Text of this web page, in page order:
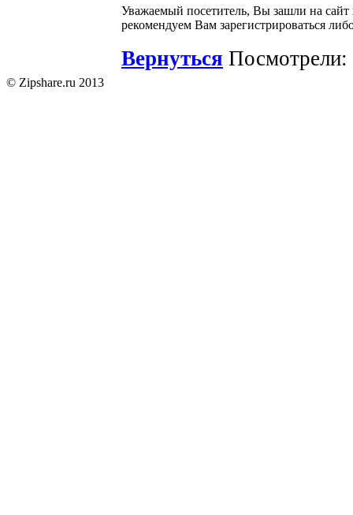
Уважаемый посетитель, Вы зашли на
рекомендуем Вам зарегистрироваться
Вернуться Посмотрели:
© Zipshare.ru 2013